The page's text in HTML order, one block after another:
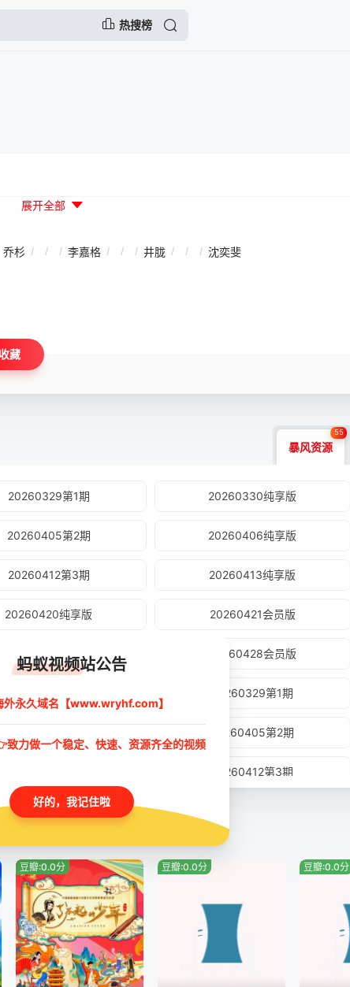
热搜榜
展开全部
乔杉 / / / 李嘉格 / / / 井胧 / / / 沈奕斐
收藏
暴风资源
55
20260329第1期 20260330纯享版
20260405第2期 20260406纯享版
20260412第3期 20260413纯享版
20260420纯享版 20260421会员版
20260427纯享版 20260428会员版
20260329第1期
20260405第2期
20260412第3期
20260419第4期
第6期家庭纯享（上）) 20260504(第6期家庭纯享（中）)
第6期加更)
20260514沉浸版 20260517第7期
20260524第9期
豆瓣:0.0分 豆瓣:0.0分 豆瓣:0.0分
蚂蚁视频站公告
外永久域名【www.wryhf.com】
力做一个稳定、快速、资源齐全的视频
好的，我记住啦